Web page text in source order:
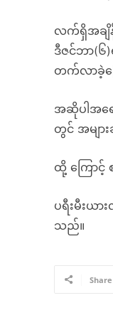
လက်ရှိအချိ
ဒီဇင်ဘာ(၆
တက်လာခဲ့က
အဆိုပါအရ
တွင် အမျာ
ထို့ ကြောင့်
ပရီးမီးယာ
သည်။
Share